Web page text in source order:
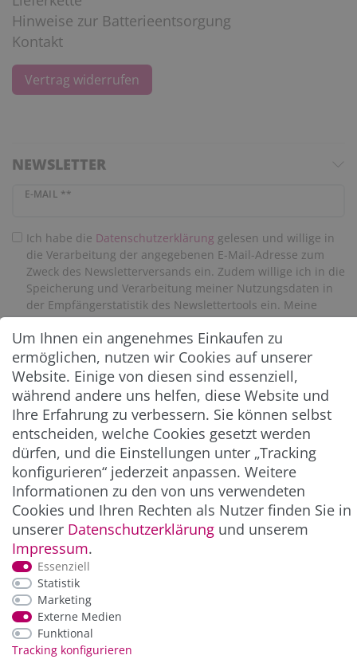
Hinweise zur Batterieentsorgung
Kontakt
Vertrag widerrufen
NEWSLETTER
E-MAIL **
Newsletter Honig
Ich habe die Daten­schutz­erklärung gelesen und willige in
die Verarbeitung der angegebenen E-Mail-Adresse zum
Zweck des Newsletterversands ein. Zudem willige ich in die
Speicherung und Verarbeitung meiner Nutzungsdaten in
der Empfängerstatistik des Newslettertools ein. Meine
Einwilligung kann ich jederzeit widerrufen. Eine
Abmeldung vom Newsletter ist jederzeit möglich.**
Abonnieren
** Hierbei handelt es sich um ein Pflichtfeld.
ZAHLUNG & VERSAND
*Alle Preise inkl. der gesetzl. MwSt. zzgl.
und Versandkosten
Um Ihnen ein angenehmes Einkaufen zu
ermöglichen, nutzen wir Cookies auf unserer
Website. Einige von diesen sind essenziell,
während andere uns helfen, diese Website und
Ihre Erfahrung zu verbessern. Sie können selbst
entscheiden, welche Cookies gesetzt werden
dürfen, und die Einstellungen unter „Tracking
konfigurieren“ jederzeit anpassen. Weitere
Informationen zu den von uns verwendeten
Cookies und Ihren Rechten als Nutzer finden Sie in
unserer Daten­schutz­erklärung und unserem
Impressum.
Essenziell
Statistik
Marketing
Externe Medien
Funktional
Tracking konfigurieren